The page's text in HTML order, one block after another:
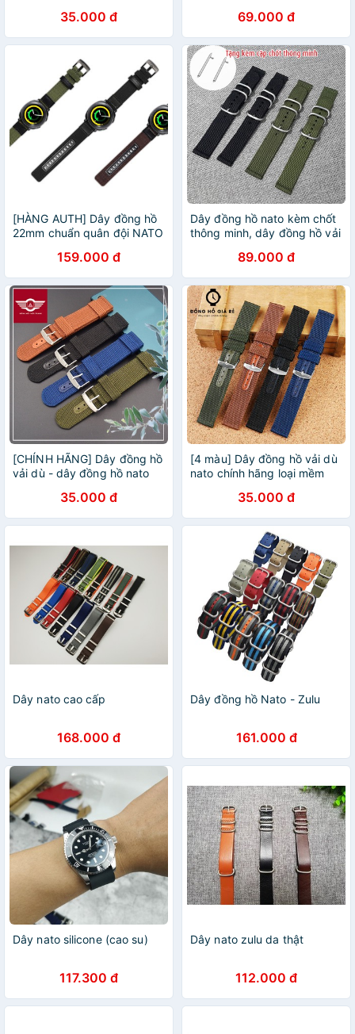
35.000 đ 69.000 đ
[HÀNG AUTH] Dây đồng hồ
22mm chuẩn quân đội NATO
159.000 đ
Dây đồng hồ nato kèm chốt
thông minh, dây đồng hồ vải
89.000 đ
[CHÍNH HÃNG] Dây đồng hồ
vải dù - dây đồng hồ nato
22mm 24mm35.000 đ
[4 màu] Dây đồng hồ vải dù
nato chính hãng loại mềm
35.000 đ
Dây nato cao cấp
168.000 đ
Dây đồng hồ Nato - Zulu
161.000 đ
Dây nato silicone (cao su)
117.300 đ
Dây nato zulu da thật
112.000 đ